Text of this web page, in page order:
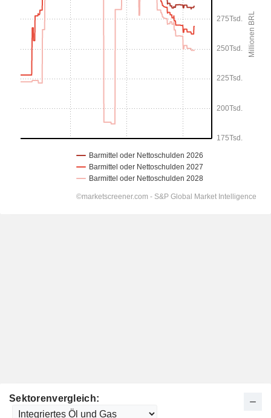
Sektorenvergleich: